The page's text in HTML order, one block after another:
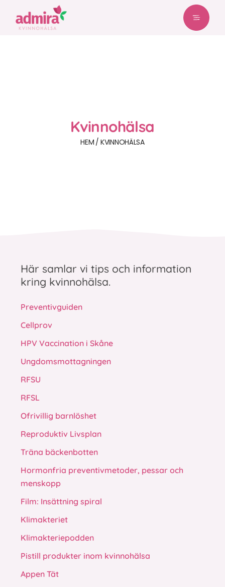
Kvinnohälsa
HEM KVINNOHÄLSA
Här samlar vi tips och information
kring kvinnohälsa.
Preventivguiden
Cellprov
HPV Vaccination i Skåne
Ungdomsmottagningen
RFSU
RFSL
Ofrivillig barnlöshet
Reproduktiv Livsplan
Träna bäckenbotten
Hormonfria preventivmetoder, pessar och
menskopp
Film: Insättning spiral
Klimakteriet
Klimakteriepodden
Pistill produkter inom kvinnohälsa
Appen Tät